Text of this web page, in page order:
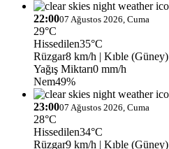
22:0007 Ağustos 2026, Cuma
29°C
Hissedilen35°C
Rüzgar8 km/h | Kıble (Güney)
Yağış Miktarı0 mm/h
Nem49%
23:0007 Ağustos 2026, Cuma
28°C
Hissedilen34°C
Rüzgar9 km/h | Kıble (Güney)